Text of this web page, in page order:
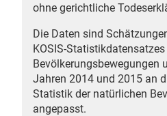
ohne gerichtliche
Die Daten sind
KOSIS-Statistikdatensatzes
Bevölkerungsbewegungen
Jahren 2014 und 2015 an
Statistik der natürlichen
angepasst.